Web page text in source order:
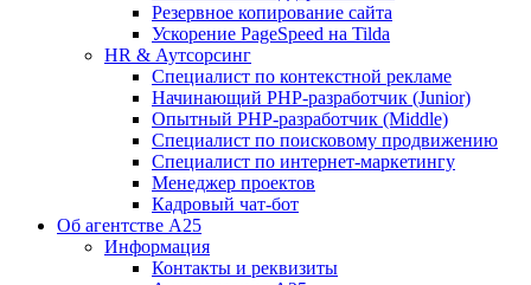
Резервное копирование сайта
Ускорение PageSpeed на Tilda
HR & Аутсорсинг
Специалист по контекстной рекламе
Начинающий PHP-разработчик (Junior)
Опытный PHP-разработчик (Middle)
Специалист по поисковому продвижению
Специалист по интернет-маркетингу
Менеджер проектов
Кадровый чат-бот
Об агентстве А25
Информация
Контакты и реквизиты